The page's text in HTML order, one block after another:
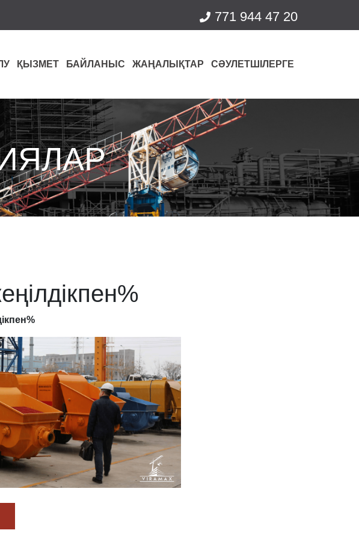
771 944 47 20
ҚЫЗМЕТ БАЙЛАНЫС ЖАҢАЛЫҚТАР СӘУЛЕТШІЛЕРГЕ